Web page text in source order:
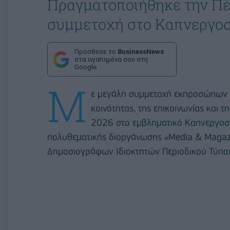
Πραγματοποιήθηκε την
συμμετοχή στο
Πρόσθεσε το BusinessNews
στα αγαπημένα σου στη
Google
Μ ε μεγάλη συμμετοχή εκπροσώπων
κοινότητας, της επικοινωνίας
2026 στο εμβληματικό
πολυθεματικής διοργάνωσης «Media &
Δημοσιογράφων Ιδιοκτητών Περιοδικού